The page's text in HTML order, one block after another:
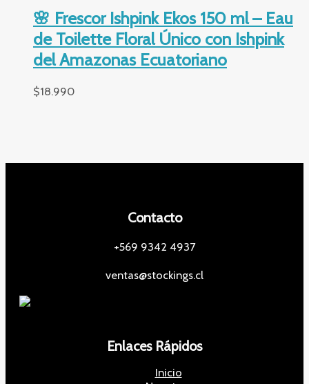
🌸 Frescor Ishpink Ekos 150 ml – Eau
de Toilette Floral Único con Ishpink
del Amazonas Ecuatoriano
$18.990
Contacto
+569 9342 4937
ventas@stockings.cl
Enlaces Rápidos
Inicio